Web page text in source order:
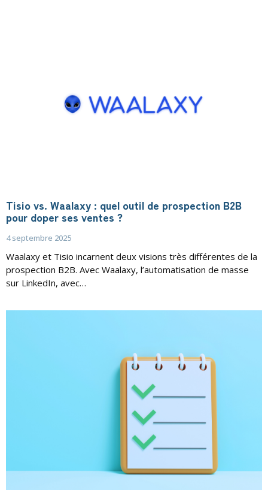
Tisio vs. Waalaxy : quel outil de prospection B2B
pour doper ses ventes ?
4 septembre 2025
Waalaxy et Tisio incarnent deux visions très différentes de la
prospection B2B. Avec Waalaxy, l’automatisation de masse
sur LinkedIn, avec…